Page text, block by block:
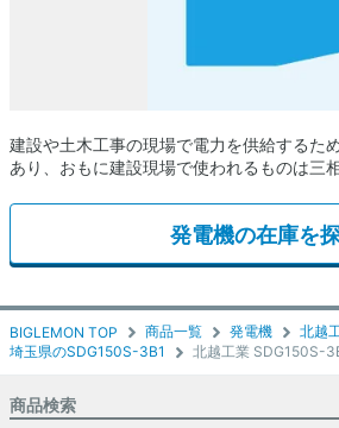
BIGLEMON TOP 商品一覧 発電機 北越
埼玉県のSDG150S-3B1
北越工業 SDG150S-
建設や土木工事の現場で電力を供給するた
あり、おもに建設現場で使われるものは三
発電機の在庫を
商品検索